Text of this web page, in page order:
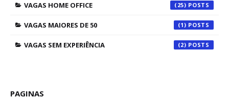
VAGAS HOME OFFICE (25)
VAGAS MAIORES DE 50 (1)
VAGAS SEM EXPERIÊNCIA (2)
PAGINAS